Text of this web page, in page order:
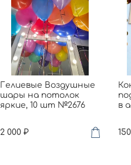
Гелиевые Воздушные
шары на потолок
яркие, 10 шт №2676
2 000 ₽
в